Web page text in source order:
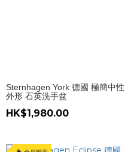
Sternhagen York 德國 極簡中性
外形 石英洗手盆
HK$1,980.00